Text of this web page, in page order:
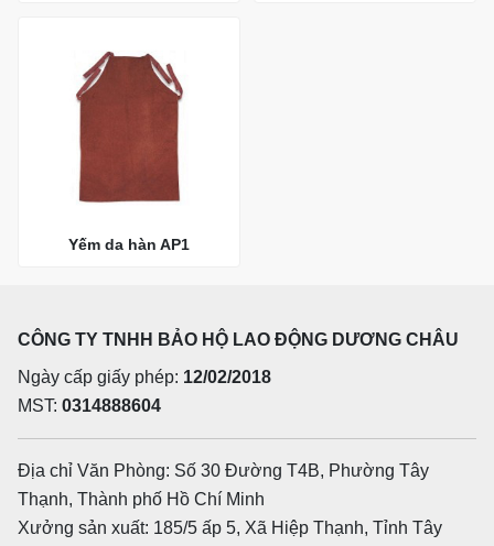
Yếm da hàn AP1
CÔNG TY TNHH BẢO HỘ LAO ĐỘNG DƯƠNG CHÂU
Ngày cấp giấy phép: 12/02/2018
MST: 0314888604
Địa chỉ Văn Phòng: Số 30 Đường T4B, Phường Tây
Thạnh, Thành phố Hồ Chí Minh
Xưởng sản xuất: 185/5 ấp 5, Xã Hiệp Thạnh, Tỉnh Tây